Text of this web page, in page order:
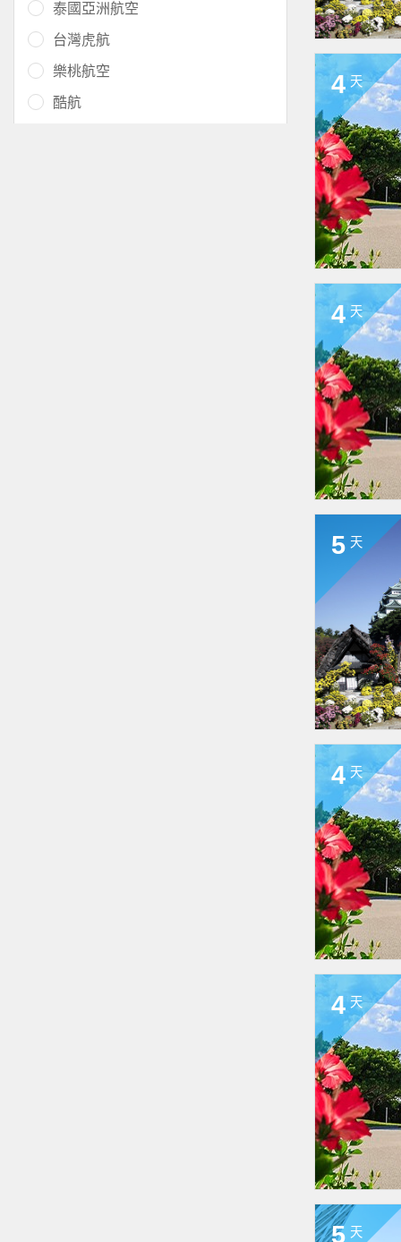
泰國亞洲航空
台灣虎航
樂桃航空
酷航
4 天
4 天
5 天
4 天
4 天
5 天